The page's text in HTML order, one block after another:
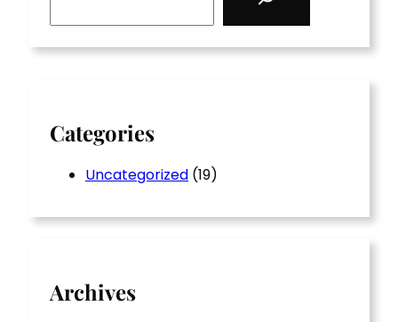
Categories
Uncategorized (19)
Archives